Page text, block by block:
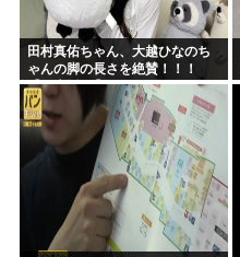
田村真佑ちゃん、大越ひなのち
ゃんの脚の長さを絶賛！！！
【乃木坂46】